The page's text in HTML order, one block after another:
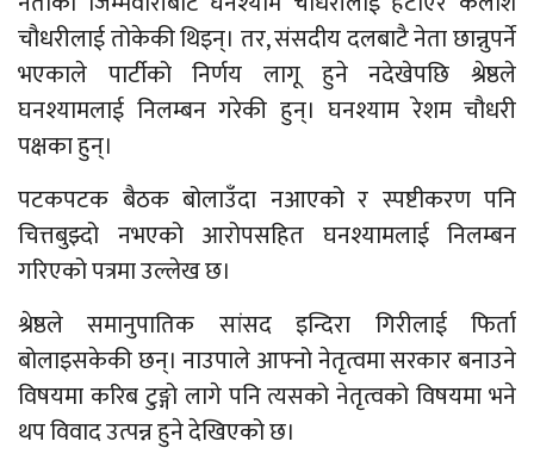
चौधरीलाई तोकेकी थिइन्। तर, संसदीय दलबाटै नेता छान्नुपर्ने
भएकाले पार्टीको निर्णय लागू हुने नदेखेपछि श्रेष्ठले
घनश्यामलाई निलम्बन गरेकी हुन्। घनश्याम रेशम चौधरी
पक्षका हुन्।
पटकपटक बैठक बोलाउँदा नआएको र स्पष्टीकरण पनि
चित्तबुझ्दो नभएको आरोपसहित घनश्यामलाई निलम्बन
गरिएको पत्रमा उल्लेख छ।
श्रेष्ठले समानुपातिक सांसद इन्दिरा गिरीलाई फिर्ता
बोलाइसकेकी छन्। नाउपाले आफ्नो नेतृत्वमा सरकार बनाउने
विषयमा करिब टुङ्गो लागे पनि त्यसको नेतृत्वको विषयमा भने
थप विवाद उत्पन्न हुने देखिएको छ।